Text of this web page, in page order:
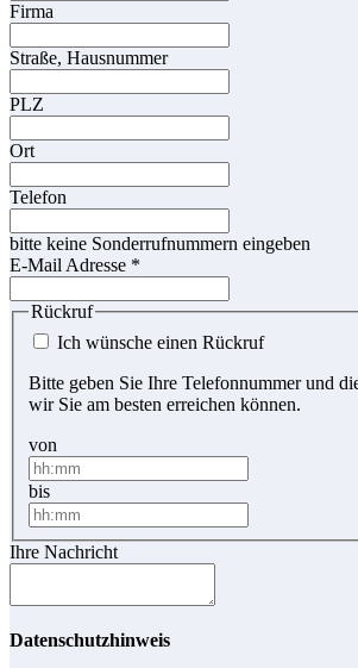
Firma
Straße, Hausnummer
PLZ
Ort
Telefon
bitte keine Sonderrufnummern eingeben
E-Mail Adresse *
Rückruf
Ich wünsche einen Rückruf
Bitte geben Sie Ihre Telefonnummer und
wir Sie am besten erreichen können.
von
bis
Ihre Nachricht
Datenschutzhinweis